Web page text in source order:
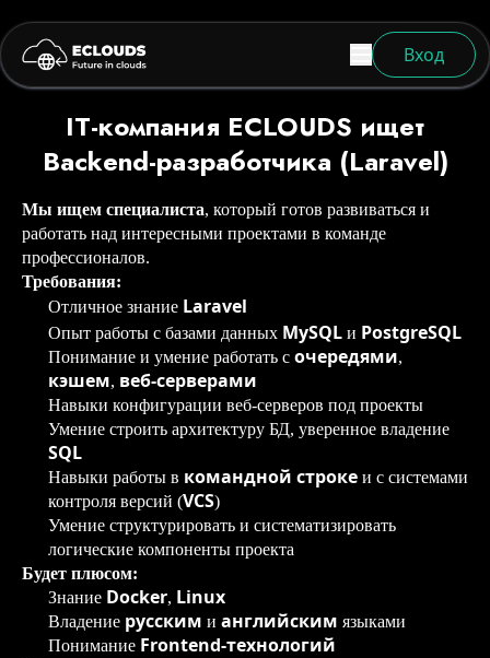
Вход
IT-компания ECLOUDS ищет
Backend-разработчика (Laravel)
Мы ищем специалиста, который готов развиваться и
работать над интересными проектами в команде
профессионалов.
Требования:
Отличное знание Laravel
Опыт работы с базами данных MySQL и PostgreSQL
Понимание и умение работать с очередями,
кэшем, веб-серверами
Навыки конфигурации веб-серверов под проекты
Умение строить архитектуру БД, уверенное владение
SQL
Навыки работы в командной строке и с системами
контроля версий (VCS)
Умение структурировать и систематизировать
логические компоненты проекта
Будет плюсом:
Знание Docker, Linux
Владение русским и английским языками
Понимание Frontend-технологий